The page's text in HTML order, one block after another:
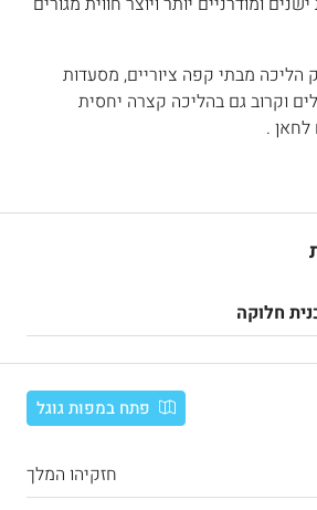
מבתי קפה ציוריים, מסעדות
וקרוב גם בהליכה קצרה יחסית
לחאן .
פתח במפות גוגל
חזקיהו המלך